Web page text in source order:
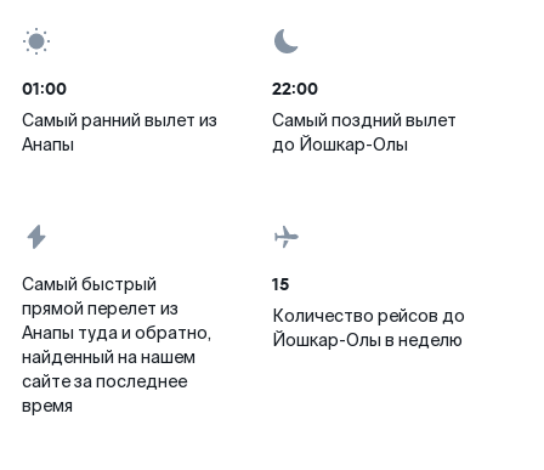
01:00
Самый ранний вылет из
Анапы
22:00
Самый поздний вылет
до Йошкар-Олы
Самый быстрый
прямой перелет из
Анапы туда и обратно,
найденный на нашем
сайте за последнее
время
15
Количество рейсов до
Йошкар-Олы в неделю